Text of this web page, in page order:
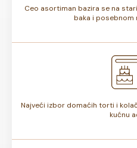
Ceo asortiman bazira se na
baka i posebnom
Najveći izbor domaćih torti i
kućnu